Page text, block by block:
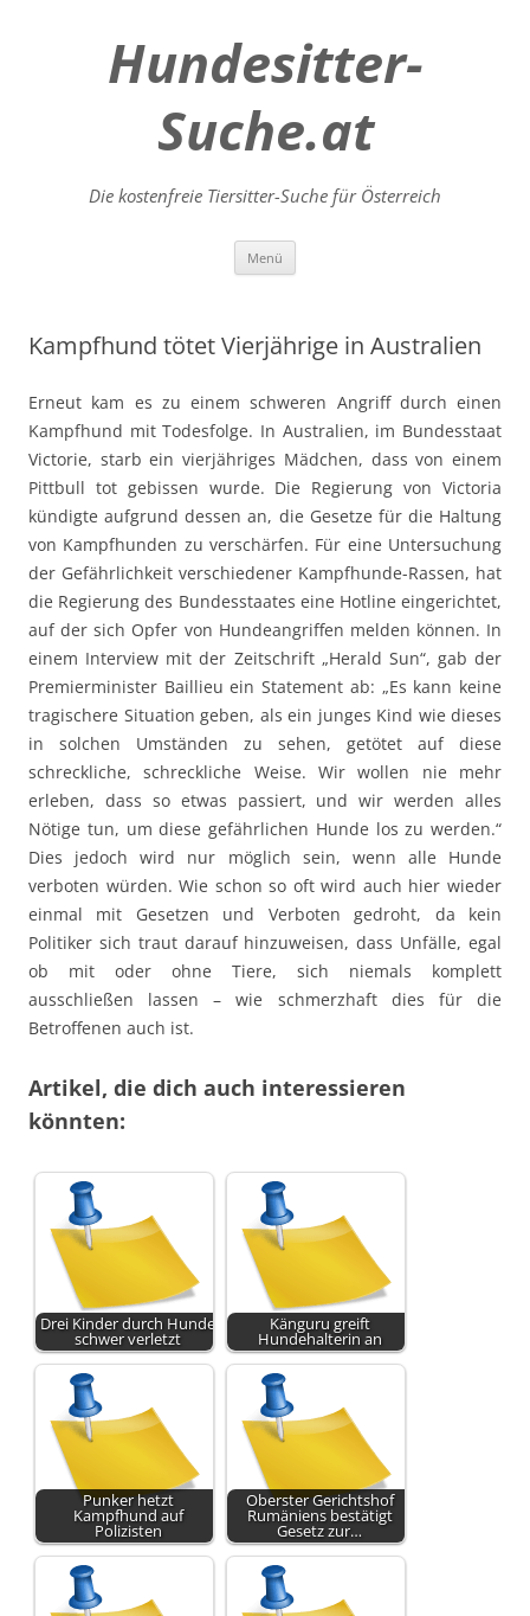
Hundesitter-
Suche.at
Die kostenfreie Tiersitter-Suche für Österreich
Menü
Kampfhund tötet Vierjährige in Australien
Erneut kam es zu einem schweren Angriff durch einen
Kampfhund mit Todesfolge. In Australien, im Bundesstaat
Victorie, starb ein vierjähriges Mädchen, dass von einem
Pittbull tot gebissen wurde. Die Regierung von Victoria
kündigte aufgrund dessen an, die Gesetze für die Haltung
von Kampfhunden zu verschärfen. Für eine Untersuchung
der Gefährlichkeit verschiedener Kampfhunde-Rassen, hat
die Regierung des Bundesstaates eine Hotline eingerichtet,
auf der sich Opfer von Hundeangriffen melden können. In
einem Interview mit der Zeitschrift „Herald Sun“, gab der
Premierminister Baillieu ein Statement ab: „Es kann keine
tragischere Situation geben, als ein junges Kind wie dieses
in solchen Umständen zu sehen, getötet auf diese
schreckliche, schreckliche Weise. Wir wollen nie mehr
erleben, dass so etwas passiert, und wir werden alles
Nötige tun, um diese gefährlichen Hunde los zu werden.“
Dies jedoch wird nur möglich sein, wenn alle Hunde
verboten würden. Wie schon so oft wird auch hier wieder
einmal mit Gesetzen und Verboten gedroht, da kein
Politiker sich traut darauf hinzuweisen, dass Unfälle, egal
ob mit oder ohne Tiere, sich niemals komplett
ausschließen lassen – wie schmerzhaft dies für die
Betroffenen auch ist.
Artikel, die dich auch interessieren
könnten:
Drei Kinder durch Hunde
schwer verletzt
Känguru greift
Hundehalterin an
Punker hetzt
Kampfhund auf
Polizisten
Oberster Gerichtshof
Rumäniens bestätigt
Gesetz zur…